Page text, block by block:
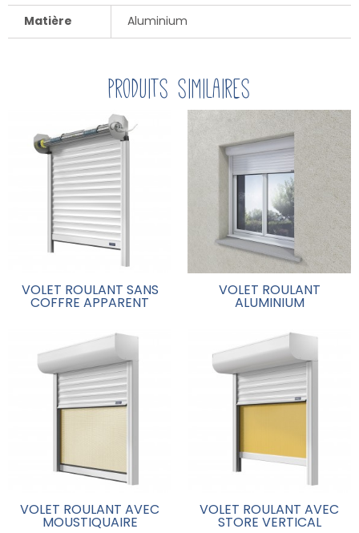
Matière Aluminium
Produits similaires
VOLET ROULANT SANS
COFFRE APPARENT
VOLET ROULANT
ALUMINIUM
VOLET ROULANT AVEC
MOUSTIQUAIRE
VOLET ROULANT AVEC
STORE VERTICAL